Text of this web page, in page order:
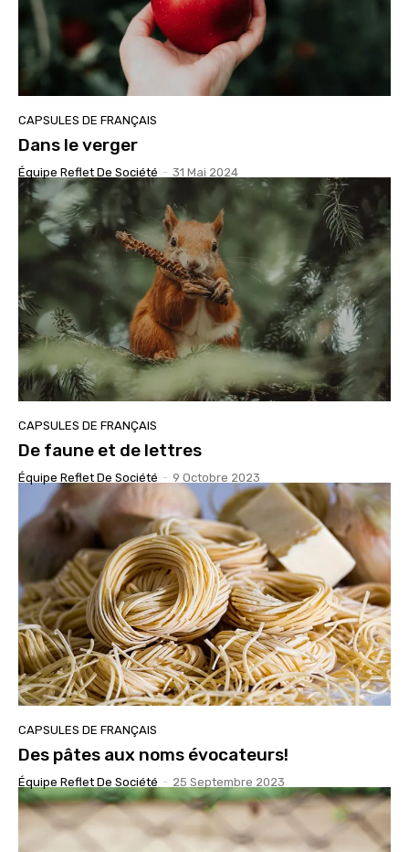
CAPSULES DE FRANÇAIS
Dans le verger
Équipe Reflet De Société - 31 Mai 2024
CAPSULES DE FRANÇAIS
De faune et de lettres
Équipe Reflet De Société - 9 Octobre 2023
CAPSULES DE FRANÇAIS
Des pâtes aux noms évocateurs!
Équipe Reflet De Société - 25 Septembre 2023